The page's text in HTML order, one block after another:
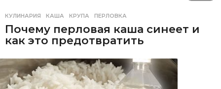
КУЛИНАРИЯ КАША ,КРУПА ,ПЕРЛОВКА
Почему перловая каша синеет и
как это предотвратить